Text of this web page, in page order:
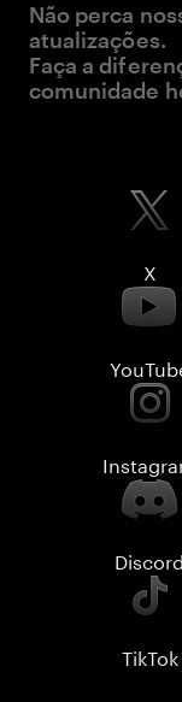
Não perca
atualizações.
Faça a
comunidade
X
Discord
TikTok